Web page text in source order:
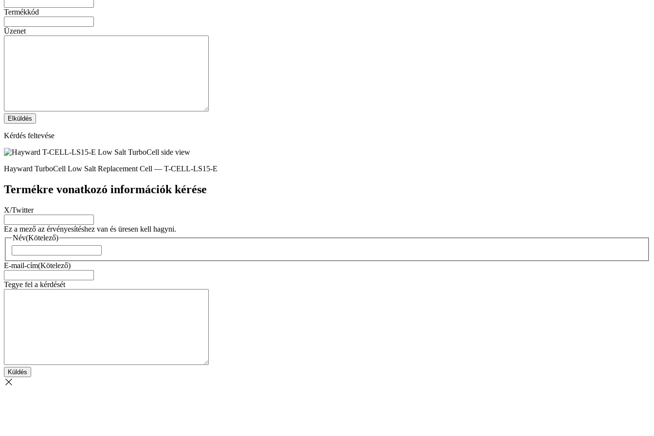
Termékkód
Üzenet
Kérdés feltevése
Hayward TurboCell Low Salt Replacement Cell — T-CELL-LS15-E
Termékre vonatkozó információk kérése
X/Twitter
Ez a mező az érvényesítéshez van és üresen kell hagyni.
Név(Kötelező)
E-mail-cím(Kötelező)
Tegye fel a kérdését